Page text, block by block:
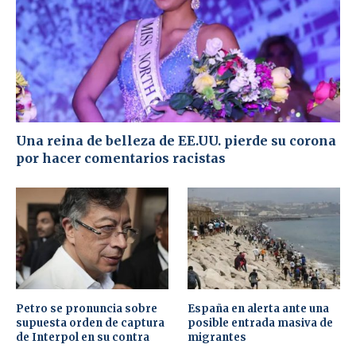
Una reina de belleza de EE.UU. pierde su corona
por hacer comentarios racistas
Petro se pronuncia sobre
supuesta orden de captura
de Interpol en su contra
España en alerta ante una
posible entrada masiva de
migrantes